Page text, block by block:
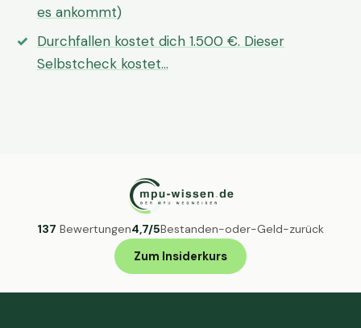
es ankommt)
Durchfallen kostet dich 1.500 €. Dieser
Selbstcheck kostet…
137 Bewertungen4,7/5Bestanden-oder-Geld-zurück
Zum Insiderkurs